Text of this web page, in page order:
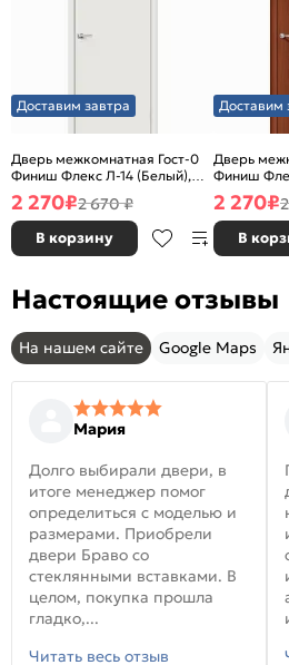
Доставим завтра
Дверь межкомнатная Гост-0
Финиш Флекс Л-14 (Белый),
глухая, каркасно-щитовая
2 270₽2 670 ₽
В корзину
Доставим
Дверь
Финиш
щитовая
2 270₽
В
Настоящие отзывы
На нашем сайте Google Maps
Мария
Долго выбирали двери, в
итоге менеджер помог
определиться с моделью и
размерами. Приобрели
двери Браво со
стеклянными вставками. В
целом, покупка прошла
гладко,...
Читать весь отзыв